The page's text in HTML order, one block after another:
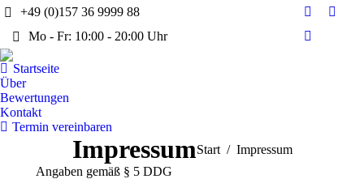
+49 (0)157 36 9999 88
Mo - Fr: 10:00 - 20:00 Uhr
Linkedin
page
E-
Facebook
Startseite
Über
Bewertungen
Kontakt
Termin vereinbaren
ImpressumSie befinden sich hier:
Start
Impressum
Angaben gemäß § 5 DDG